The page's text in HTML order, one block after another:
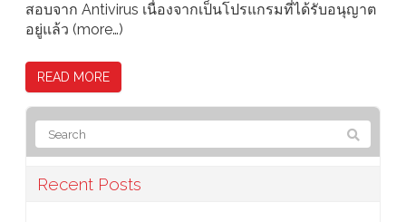
สอบจาก Antivirus เนื่องจากเป็นโปรแกรมที่ได้รับอนุญาต
อยู่แล้ว (more…)
READ MORE
Recent Posts